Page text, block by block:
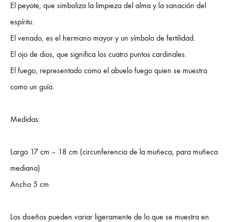
El peyote, que simboliza la limpieza del alma y la sanación del
espíritu.
El venado, es el hermano mayor y un símbolo de fertilidad.
El ojo de dios, que significa los cuatro puntos cardinales.
El fuego, representado como el abuelo fuego quien se muestra
como un guía.
Medidas:
Largo 17 cm – 18 cm (circunferencia de la muñeca, para muñeca
mediana)
Ancho 5 cm
Los diseños pueden variar ligeramente de lo que se muestra en